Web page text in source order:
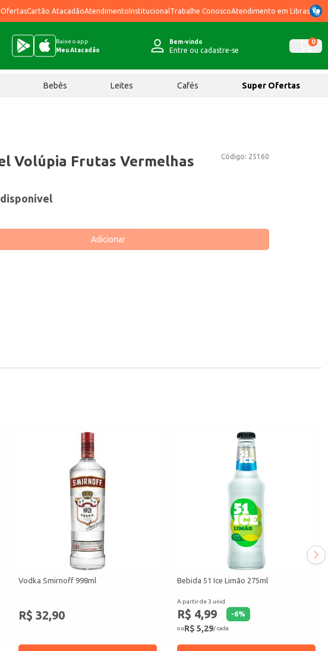
OfertasCartão AtacadãoAtendimentoInstitucional Trabalhe ConoscoAtendimento em Libras
Baixe o app
Meu Atacadão
Bem-vindo
Entre ou cadastre-se
0
Bebês Leites Cafés Super Ofertas
Código: 25160
Volúpia Frutas Vermelhas
Adicionar
Vodka Smirnoff 998ml
R$ 32,90
Bebida 51 Ice Limão 275ml
A partir de 3 unid.
R$ 4,99 -6%
ouR$ 5,29/ cada